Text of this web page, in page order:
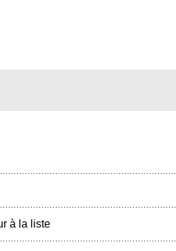
à la liste